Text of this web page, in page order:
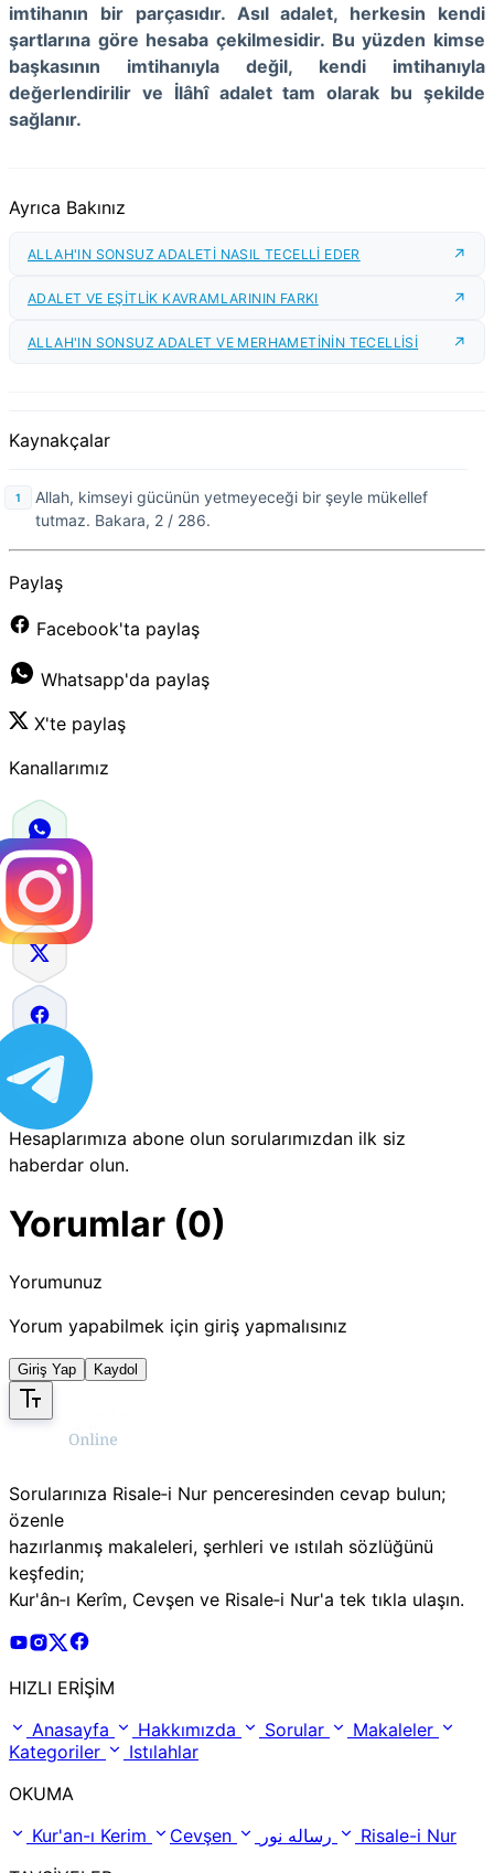
imtihanın bir parçasıdır. Asıl adalet, herkesin kendi
şartlarına göre hesaba çekilmesidir. Bu yüzden kimse
başkasının imtihanıyla değil, kendi imtihanıyla
değerlendirilir ve İlâhî adalet tam olarak bu şekilde
sağlanır.
Ayrıca Bakınız
ALLAH'IN SONSUZ ADALETİ NASIL TECELLİ EDER
ADALET VE EŞİTLİK KAVRAMLARININ FARKI
ALLAH'IN SONSUZ ADALET VE MERHAMETİNİN TECELLİSİ
Kaynakçalar
Allah, kimseyi gücünün yetmeyeceği bir şeyle mükellef
tutmaz. Bakara, 2 / 286.
Paylaş
Facebook'ta paylaş
Whatsapp'da paylaş
X'te paylaş
Kanallarımız
Hesaplarımıza abone olun sorularımızdan ilk siz
haberdar olun.
Yorumlar (0)
Yorumunuz
Yorum yapabilmek için giriş yapmalısınız
Giriş Yap Kaydol
Sorularınıza Risale‑i Nur penceresinden cevap bulun;
özenle
hazırlanmış makaleleri, şerhleri ve ıstılah sözlüğünü
keşfedin;
Kur'ân‑ı Kerîm, Cevşen ve Risale‑i Nur'a tek tıkla ulaşın.
Risale Online Youtube Hesabı
Risale Online Instagram Hesabı
Risale Online X Hesabı
HIZLI ERİŞİM
Anasayfa
Hakkımızda Sorular
Makaleler
Kategoriler
Istılahlar
OKUMA
Kur'an-ı Kerim
Cevşen
Risale-i Nur